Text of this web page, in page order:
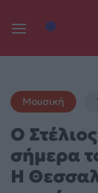
Μουσική
Ο
σήμερα
Η